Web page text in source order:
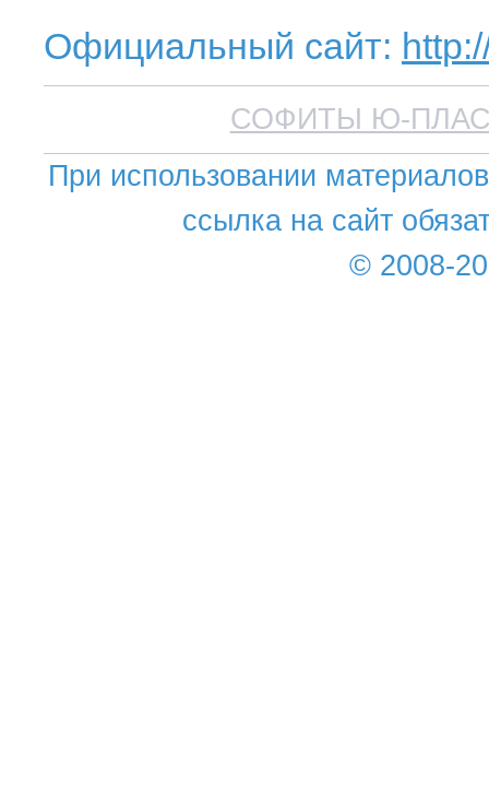
Официальный сайт:
СОФИТЫ Ю-
При использовании
ссылка на сайт
© 2008-